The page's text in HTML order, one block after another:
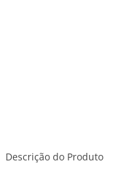
Descrição do Produto